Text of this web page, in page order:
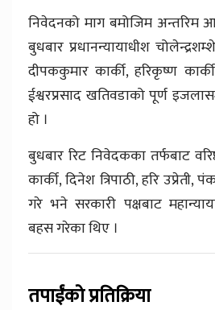
निवेदनको माग बमोजिम अन्तरिम
बुधबार प्रधानन्यायाधीश
दीपककुमार कार्की, हरिकृष्ण कार्की,
ईश्वरप्रसाद खतिवडाको पूर्ण
हो ।
बुधबार रिट निवेदकका तर्फबाट
कार्की, दिनेश त्रिपाठी, हरि
गरे भने सरकारी पक्षबाट
बहस गरेका थिए ।
तपाईंको प्रतिक्रिया